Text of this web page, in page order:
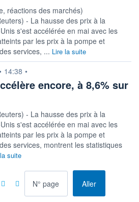
réactions des marchés)
- La hausse des prix à la
s'est accélérée en mai avec les
par les prix à la pompe et
services, ... Lire la suite
14:38 •
encore, à 8,6% sur
- La hausse des prix à la
s'est accélérée en mai avec les
par les prix à la pompe et
services, montrent les statistiques
suite
Allerà la page